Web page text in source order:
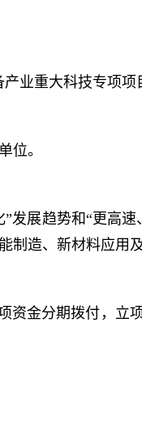
业重大科技专项项
位。
发展趋势和“更高速
造、新材料应用
资金分期拨付，立